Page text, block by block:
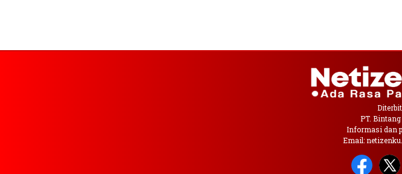
PT.
Informasi dan
Email: